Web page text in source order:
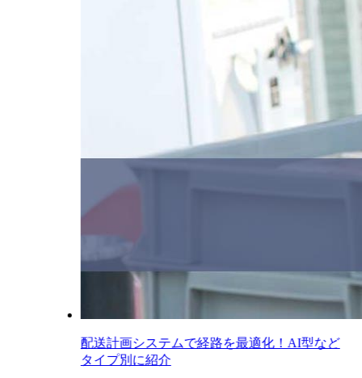
配送計画システムで経路を最適化！AI型など
タイプ別に紹介